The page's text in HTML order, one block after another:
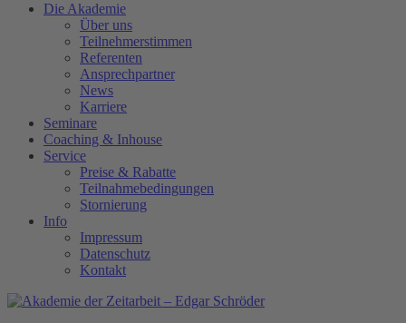
Die Akademie
Über uns
Teilnehmerstimmen
Referenten
Ansprechpartner
News
Karriere
Seminare
Coaching & Inhouse
Service
Preise & Rabatte
Teilnahmebedingungen
Stornierung
Info
Impressum
Datenschutz
Kontakt